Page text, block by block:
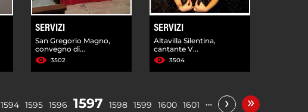
SERVIZI
San Gregorio Magno,
convegno di...
3502
SERVIZI
Altavilla Silentina,
cantante V...
3504
1594 1595 1596 1597 1598 1599 1600 1601 … › »